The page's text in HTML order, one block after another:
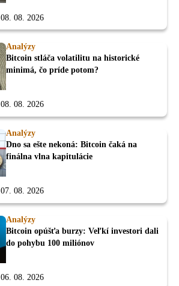
08. 08. 2026
Analýzy
Bitcoin stláča volatilitu na historické
minimá, čo príde potom?
08. 08. 2026
Analýzy
Dno sa ešte nekoná: Bitcoin čaká na
finálna vlna kapitulácie
07. 08. 2026
Analýzy
Bitcoin opúšťa burzy: Veľkí investori dali
do pohybu 100 miliónov
06. 08. 2026